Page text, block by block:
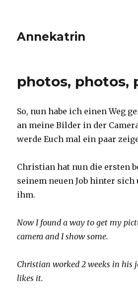
Annekatrin
photos, photos,
So, nun habe ich einen Weg
an meine Bilder in der
werde Euch mal ein paar
Christian hat nun die ersten
seinem neuen Job hinter sich
ihm.
Now I found a way to get my
camera and I show some.
Christian worked 2 weeks in his
likes it.